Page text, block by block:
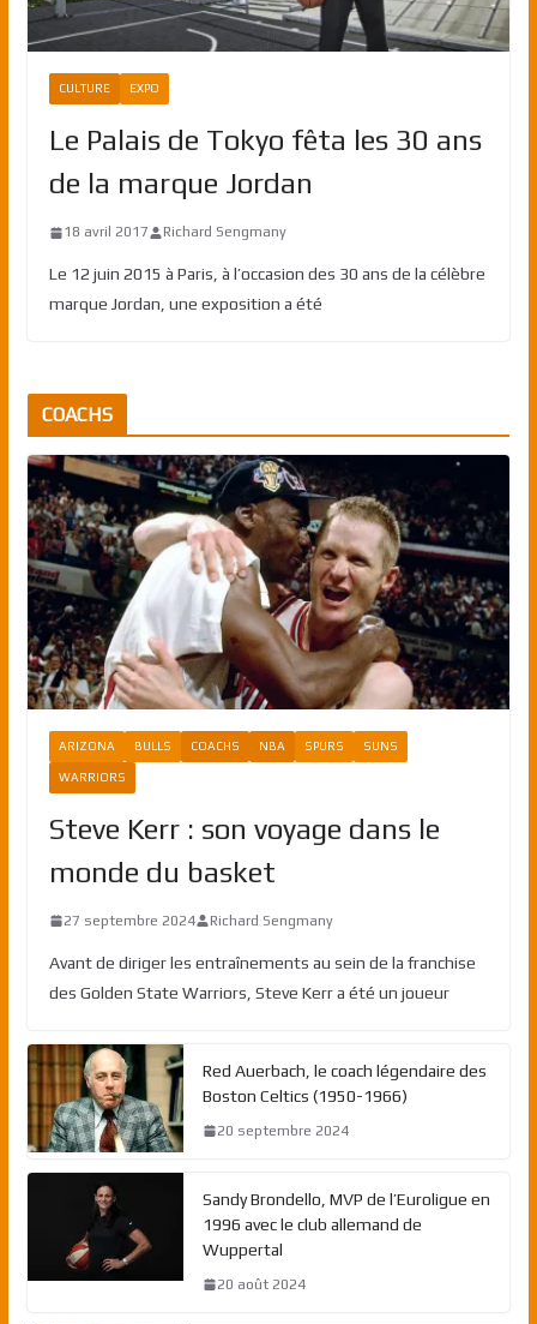
CULTURE EXPO
Le Palais de Tokyo fêta les 30 ans
de la marque Jordan
18 avril 2017 Richard Sengmany
Le 12 juin 2015 à Paris, à l’occasion des 30 ans de la célèbre
marque Jordan, une exposition a été
COACHS
ARIZONA BULLS COACHS NBA SPURS SUNS
WARRIORS
Steve Kerr : son voyage dans le
monde du basket
27 septembre 2024 Richard Sengmany
Avant de diriger les entraînements au sein de la franchise
des Golden State Warriors, Steve Kerr a été un joueur
Red Auerbach, le coach légendaire des
Boston Celtics (1950-1966)
20 septembre 2024
Sandy Brondello, MVP de l’Euroligue en
1996 avec le club allemand de
Wuppertal
20 août 2024